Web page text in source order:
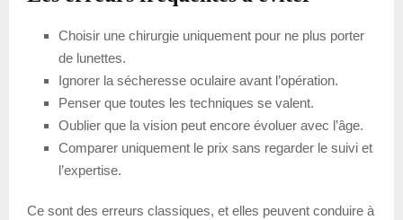
Choisir une chirurgie uniquement pour ne plus porter
de lunettes.
Ignorer la sécheresse oculaire avant l’opération.
Penser que toutes les techniques se valent.
Oublier que la vision peut encore évoluer avec l’âge.
Comparer uniquement le prix sans regarder le suivi et
l’expertise.
Ce sont des erreurs classiques, et elles peuvent conduire à